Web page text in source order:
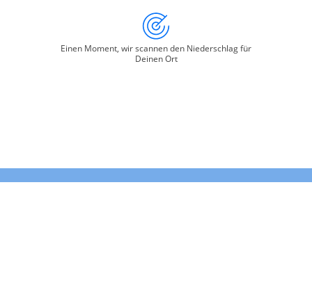
Einen Moment, wir scannen den Niederschlag für
Deinen Ort